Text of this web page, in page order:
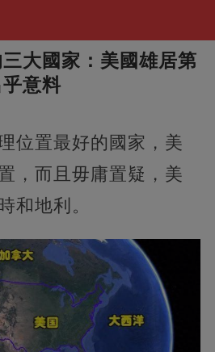
大國家：美國雄居第
意料
位置最好的國家，美
，而且毋庸置疑，美
和地利。